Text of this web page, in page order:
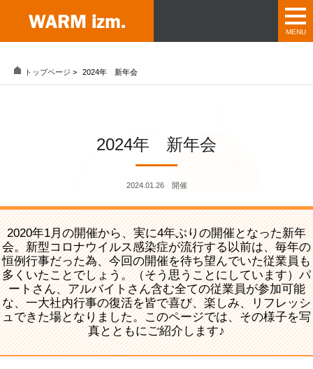
トップページ > 2024年 新年会
2024年 新年会
2024.01.26 開催
2020年1月の開催から、実に4年ぶりの開催となった新年
会。新型コロナウイルス感染症が流行する以前は、毎年の
恒例行事だった為、今回の開催を待ち望んでいた従業員も
多くいたことでしょう。（そう思うことにしています）パ
ートさん、アルバイトさん含む全ての従業員が参加可能
な、一大社内行事の復活を皆で喜び、楽しみ、リフレッシ
ュできた場となりました。このページでは、その様子を写
真とともにご紹介します♪